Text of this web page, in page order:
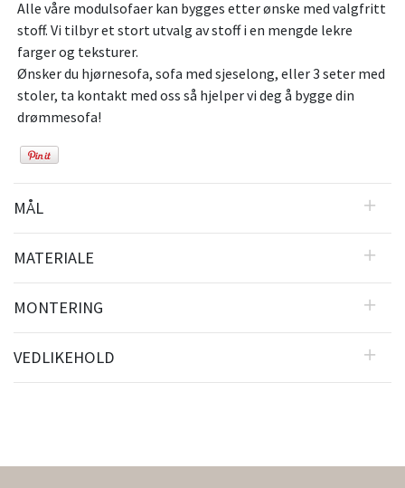
Alle våre modulsofaer kan bygges etter ønske med valgfritt
stoff. Vi tilbyr et stort utvalg av stoff i en mengde lekre
farger og teksturer.
Ønsker du hjørnesofa, sofa med sjeselong, eller 3 seter med
stoler, ta kontakt med oss så hjelper vi deg å bygge din
drømmesofa!
MÅL
MATERIALE
MONTERING
VEDLIKEHOLD